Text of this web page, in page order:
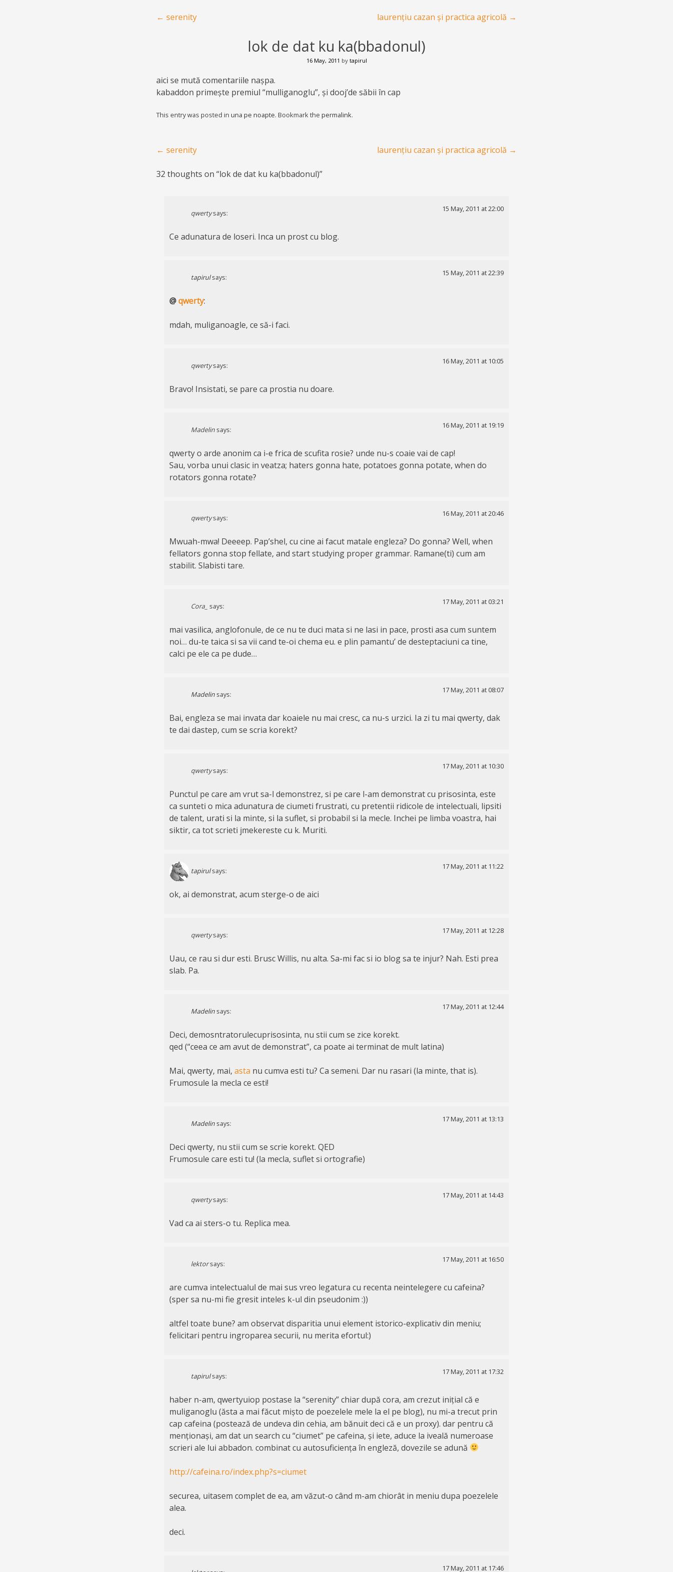
Post navigation
← serenity laurențiu cazan și practica agricolă →
lok de dat ku ka(bbadonul)
16 May, 2011 by tapirul
aici se mută comentariile nașpa.
kabaddon primește premiul “mulliganoglu”, și dooj’de săbii în cap
This entry was posted in una pe noapte. Bookmark the permalink.
Post navigation
← serenity laurențiu cazan și practica agricolă →
32 thoughts on “lok de dat ku ka(bbadonul)”
qwerty says:
15 May, 2011 at 22:00
Ce adunatura de loseri. Inca un prost cu blog.
tapirul says:
15 May, 2011 at 22:39
@qwerty:
mdah, muliganoagle, ce să-i faci.
qwerty says:
16 May, 2011 at 10:05
Bravo! Insistati, se pare ca prostia nu doare.
Madelin says:
16 May, 2011 at 19:19
qwerty o arde anonim ca i-e frica de scufita rosie? unde nu-s coaie vai de cap!
Sau, vorba unui clasic in veatza; haters gonna hate, potatoes gonna potate, when do
rotators gonna rotate?
qwerty says:
16 May, 2011 at 20:46
Mwuah-mwa! Deeeep. Pap’shel, cu cine ai facut matale engleza? Do gonna? Well, when
fellators gonna stop fellate, and start studying proper grammar. Ramane(ti) cum am
stabilit. Slabisti tare.
Cora_ says:
17 May, 2011 at 03:21
mai vasilica, anglofonule, de ce nu te duci mata si ne lasi in pace, prosti asa cum suntem
noi… du-te taica si sa vii cand te-oi chema eu. e plin pamantu’ de desteptaciuni ca tine,
calci pe ele ca pe dude…
Madelin says:
17 May, 2011 at 08:07
Bai, engleza se mai invata dar koaiele nu mai cresc, ca nu-s urzici. Ia zi tu mai qwerty, dak
te dai dastep, cum se scria korekt?
qwerty says:
17 May, 2011 at 10:30
Punctul pe care am vrut sa-l demonstrez, si pe care l-am demonstrat cu prisosinta, este
ca sunteti o mica adunatura de ciumeti frustrati, cu pretentii ridicole de intelectuali, lipsiti
de talent, urati si la minte, si la suflet, si probabil si la mecle. Inchei pe limba voastra, hai
siktir, ca tot scrieti jmekereste cu k. Muriti.
tapirul says:
17 May, 2011 at 11:22
ok, ai demonstrat, acum sterge-o de aici
qwerty says:
17 May, 2011 at 12:28
Uau, ce rau si dur esti. Brusc Willis, nu alta. Sa-mi fac si io blog sa te injur? Nah. Esti prea
slab. Pa.
Madelin says:
17 May, 2011 at 12:44
Deci, demosntratorulecuprisosinta, nu stii cum se zice korekt.
qed (“ceea ce am avut de demonstrat”, ca poate ai terminat de mult latina)
Mai, qwerty, mai, asta nu cumva esti tu? Ca semeni. Dar nu rasari (la minte, that is).
Frumosule la mecla ce esti!
Madelin says:
17 May, 2011 at 13:13
Deci qwerty, nu stii cum se scrie korekt. QED
Frumosule care esti tu! (la mecla, suflet si ortografie)
qwerty says:
17 May, 2011 at 14:43
Vad ca ai sters-o tu. Replica mea.
lektor says:
17 May, 2011 at 16:50
are cumva intelectualul de mai sus vreo legatura cu recenta neintelegere cu cafeina?
(sper sa nu-mi fie gresit inteles k-ul din pseudonim :))
altfel toate bune? am observat disparitia unui element istorico-explicativ din meniu;
felicitari pentru ingroparea securii, nu merita efortul:)
tapirul says:
17 May, 2011 at 17:32
haber n-am, qwertyuiop postase la “serenity” chiar după cora, am crezut inițial că e
muliganoglu (ăsta a mai făcut mișto de poezelele mele la el pe blog), nu mi-a trecut prin
cap cafeina (postează de undeva din cehia, am bănuit deci că e un proxy). dar pentru că
menționași, am dat un search cu “ciumet” pe cafeina, și iete, aduce la iveală numeroase
scrieri ale lui abbadon. combinat cu autosuficiența în engleză, dovezile se adună
http://cafeina.ro/index.php?s=ciumet
securea, uitasem complet de ea, am văzut-o când m-am chiorât in meniu dupa poezelele
alea.
deci.
17 May, 2011 at 17:46